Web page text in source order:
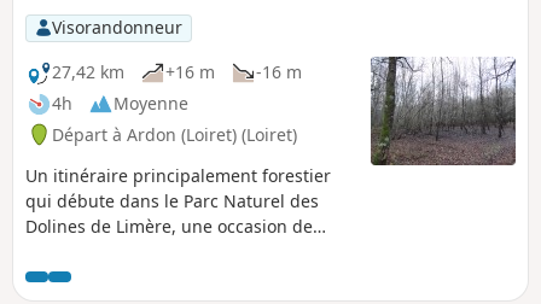
Visorandonneur
27,42 km
+16 m
-16 m
4h
Moyenne
Départ à Ardon (Loiret) (Loiret)
Un itinéraire principalement forestier
qui débute dans le Parc Naturel des
Dolines de Limère, une occasion de
locale, aux portes d'Orléans-la-Source.